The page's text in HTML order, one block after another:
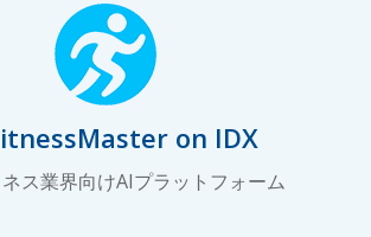
on IDX
ス業界向けAIプラットフォーム